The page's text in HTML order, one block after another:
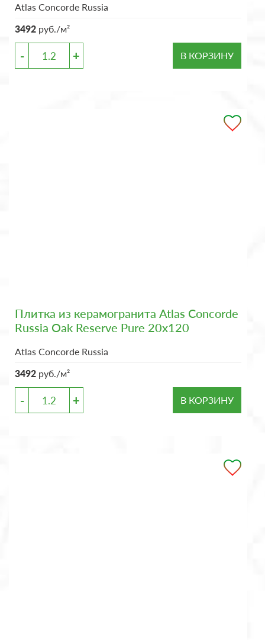
Atlas Concorde Russia
3492 руб./м²
- + В КОРЗИНУ
Плитка из керамогранита Atlas Concorde
Russia Oak Reserve Pure 20x120
Atlas Concorde Russia
3492 руб./м²
- + В КОРЗИНУ